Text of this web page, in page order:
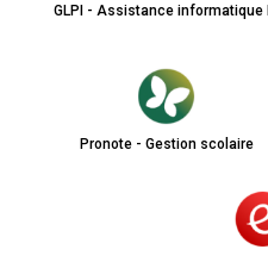
GLPI - Assistance informatique
Pronote - Gestion scolaire